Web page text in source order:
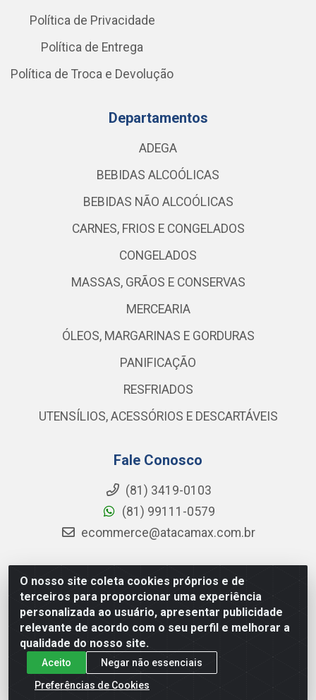
O nosso site coleta cookies próprios e de
terceiros para proporcionar uma experiência
personalizada ao usuário, apresentar publicidade
relevante de acordo com o seu perfil e melhorar a
qualidade do nosso site.
Aceito
Negar não essenciais
Preferências de Cookies
Política de Privacidade
Política de Entrega
Política de Troca e Devolução
Departamentos
ADEGA
BEBIDAS ALCOÓLICAS
BEBIDAS NÃO ALCOÓLICAS
CARNES, FRIOS E CONGELADOS
CONGELADOS
MASSAS, GRÃOS E CONSERVAS
MERCEARIA
ÓLEOS, MARGARINAS E GORDURAS
PANIFICAÇÃO
RESFRIADOS
UTENSÍLIOS, ACESSÓRIOS E DESCARTÁVEIS
Fale Conosco
(81) 3419-0103
(81) 99111-0579
ecommerce@atacamax.com.br
Atacamax Importadora de Alimentos LTDA - RODOVIA BR-
101 - SUL, KM 79,60 GP E GALPAO:D - Muribeca, Jaboatão dos
Guararapes - PE, 54355-010 - CNPJ 08.305.623/0001-84